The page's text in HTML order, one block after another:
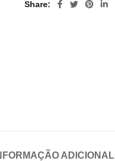
Share
ADICIONAL